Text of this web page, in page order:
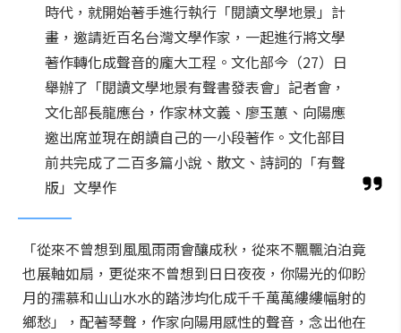
時代，就開始著手進行執行「閱讀文學地景」計
畫，邀請近百名台灣文學作家，一起進行將文學
著作轉化成聲音的龐大工程。文化部今（27）日
舉辦了「閱讀文學地景有聲書發表會」記者會，
文化部長龍應台，作家林文義、廖玉蕙、向陽應
邀出席並現在朗讀自己的一小段著作。文化部目
前共完成了二百多篇小說、散文、詩詞的「有聲
版」文學作
「從來不曾想到風風雨雨會釀成秋，從來不飄飄泊泊竟
也展軸如扇，更從來不曾想到日日夜夜，你陽光的仰盼
月的孺慕和山山水水的踏涉均化成千千萬萬縷縷幅射的
鄉愁」，配著琴聲，作家向陽用感性的聲音，念出他在